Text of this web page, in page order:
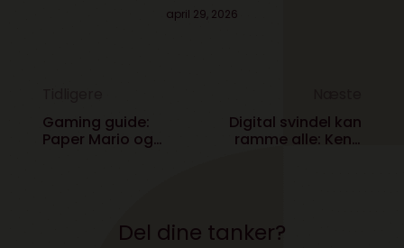
april 29, 2026
Gaming guide:
Paper Mario og
Digital svindel kan
ramme alle: Kend
Del dine tanker?